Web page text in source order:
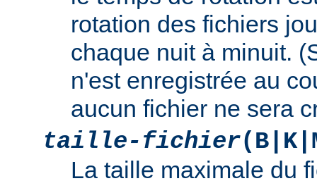
rotation des fichiers
chaque nuit à minuit.
n'est enregistrée au
aucun fichier ne sera
taille-fichier
La taille maximale du